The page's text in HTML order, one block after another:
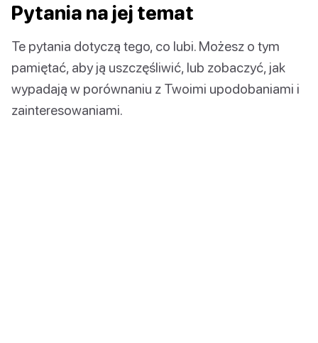
Pytania na jej temat
Te pytania dotyczą tego, co lubi. Możesz o tym
pamiętać, aby ją uszczęśliwić, lub zobaczyć, jak
wypadają w porównaniu z Twoimi upodobaniami i
zainteresowaniami.